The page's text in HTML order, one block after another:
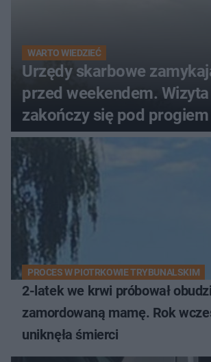
WARTO WIEDZIEĆ
Urzędy skarbowe
przed weekendem.
zakończy się pod progiem
PROCES W PIOTRKOWIE TRYBUNALSKIM
2-latek we krwi próbował
zamordowaną mamę. Rok
uniknęła śmierci